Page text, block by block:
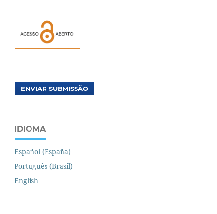
ENVIAR SUBMISSÃO
IDIOMA
Español (España)
Português (Brasil)
English